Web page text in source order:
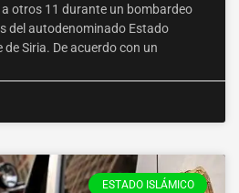
otros 11 durante un bombardeo
del autodenominado Estado
Siria. De acuerdo con un
ESTADO ISLÁMICO